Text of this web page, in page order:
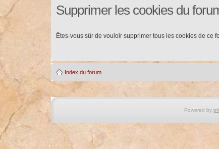
Supprimer les cookies du
Êtes-vous sûr de vouloir supprimer tous les cookies de ce
Index du forum
Powered by